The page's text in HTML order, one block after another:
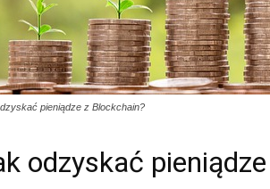
pieniądze z Blockchain?
odzyskać